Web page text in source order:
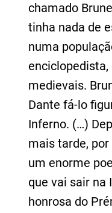
chamado
tinha nada de
numa
medievais.
Dante fá-lo
Inferno. (…)
mais tarde,
um enorme
que vai sair na
honrosa do